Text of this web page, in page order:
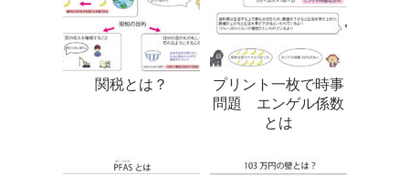
関税とは？
プリント一枚で時事
問題 エンゲル係数
とは